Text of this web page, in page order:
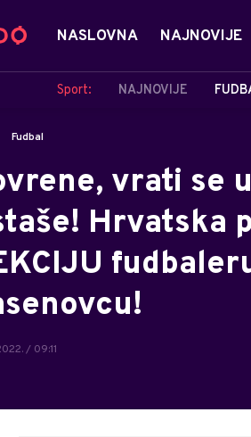
NASLOVNA NAJNOVIJE
Sport: NAJNOVIJE
Fudbal
vrati se
Hrvatska
/ 09:11